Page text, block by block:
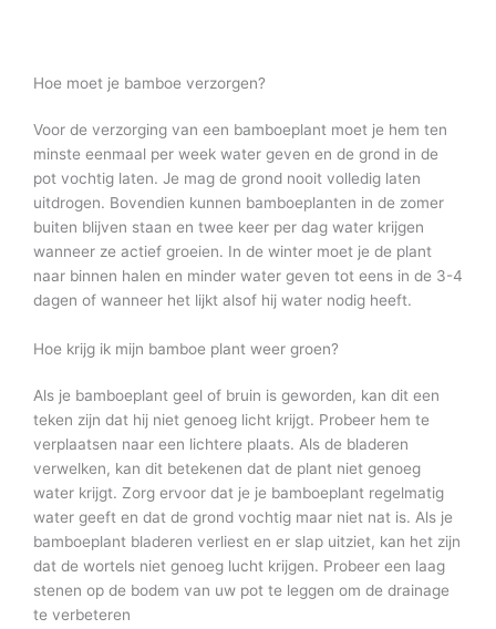
Hoe moet je bamboe verzorgen?
Voor de verzorging van een bamboeplant moet je hem ten
minste eenmaal per week water geven en de grond in de
pot vochtig laten. Je mag de grond nooit volledig laten
uitdrogen. Bovendien kunnen bamboeplanten in de zomer
buiten blijven staan en twee keer per dag water krijgen
wanneer ze actief groeien. In de winter moet je de plant
naar binnen halen en minder water geven tot eens in de 3-4
dagen of wanneer het lijkt alsof hij water nodig heeft.
Hoe krijg ik mijn bamboe plant weer groen?
Als je bamboeplant geel of bruin is geworden, kan dit een
teken zijn dat hij niet genoeg licht krijgt. Probeer hem te
verplaatsen naar een lichtere plaats. Als de bladeren
verwelken, kan dit betekenen dat de plant niet genoeg
water krijgt. Zorg ervoor dat je je bamboeplant regelmatig
water geeft en dat de grond vochtig maar niet nat is. Als je
bamboeplant bladeren verliest en er slap uitziet, kan het zijn
dat de wortels niet genoeg lucht krijgen. Probeer een laag
stenen op de bodem van uw pot te leggen om de drainage
te verbeteren